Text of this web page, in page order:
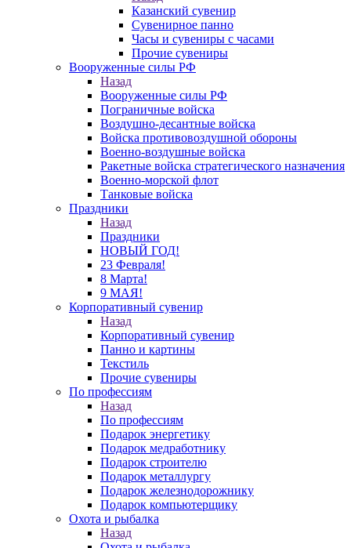
Казанский сувенир
Сувенирное панно
Часы и сувениры с часами
Прочие сувениры
Вооруженные силы РФ
Назад
Вооруженные силы РФ
Пограничные войска
Воздушно-десантные войска
Войска противовоздушной обороны
Военно-воздушные войска
Ракетные войска стратегического назначения
Военно-морской флот
Танковые войска
Праздники
Назад
Праздники
НОВЫЙ ГОД!
23 Февраля!
8 Марта!
9 МАЯ!
Корпоративный сувенир
Назад
Корпоративный сувенир
Панно и картины
Текстиль
Прочие сувениры
По профессиям
Назад
По профессиям
Подарок энергетику
Подарок медработнику
Подарок строителю
Подарок металлургу
Подарок железнодорожнику
Подарок компьютерщику
Охота и рыбалка
Назад